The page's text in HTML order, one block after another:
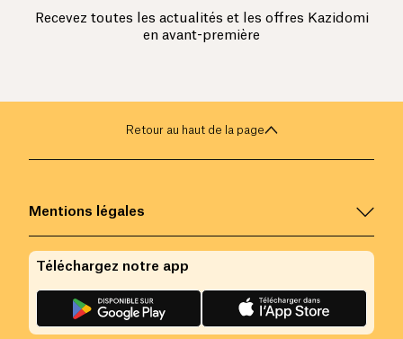
Recevez toutes les actualités et les offres Kazidomi
en avant-première
Retour au haut de la page
Mentions légales
Téléchargez notre app